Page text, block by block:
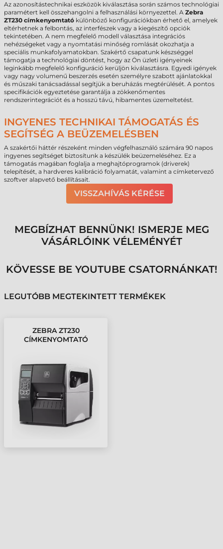
Az azonosítástechnikai eszközök kiválasztása során számos technológiai
paramétert kell összehangolni a felhasználási környezettel. A Zebra
ZT230 címkenyomtató különböző konfigurációkban érhető el, amelyek
eltérhetnek a felbontás, az interfészek vagy a kiegészítő opciók
tekintetében. A nem megfelelő modell választása integrációs
nehézségeket vagy a nyomtatási minőség romlását okozhatja a
speciális munkafolyamatokban. Szakértő csapatunk készséggel
támogatja a technológiai döntést, hogy az Ön üzleti igényeinek
leginkább megfelelő konfiguráció kerüljön kiválasztásra. Egyedi igények
vagy nagy volumenű beszerzés esetén személyre szabott ajánlatokkal
és műszaki tanácsadással segítjük a beruházás megtérülését. A pontos
specifikációk egyeztetése garantálja a zökkenőmentes
rendszerintegrációt és a hosszú távú, hibamentes üzemeltetést.
INGYENES TECHNIKAI TÁMOGATÁS ÉS
SEGÍTSÉG A BEÜZEMELÉSBEN
A szakértői háttér részeként minden végfelhasználó számára 90 napos
ingyenes segítséget biztosítunk a készülék beüzemeléséhez. Ez a
támogatás magában foglalja a meghajtóprogramok (driverek)
telepítését, a hardveres kalibráció folyamatát, valamint a címketervező
szoftver alapvető beállításait.
VISSZAHÍVÁS KÉRÉSE
MEGBÍZHAT BENNÜNK! ISMERJE MEG
VÁSÁRLÓINK VÉLEMÉNYÉT
KÖVESSE BE YOUTUBE CSATORNÁNKAT!
LEGUTÓBB MEGTEKINTETT TERMÉKEK
ZEBRA ZT230
CÍMKENYOMTATÓ